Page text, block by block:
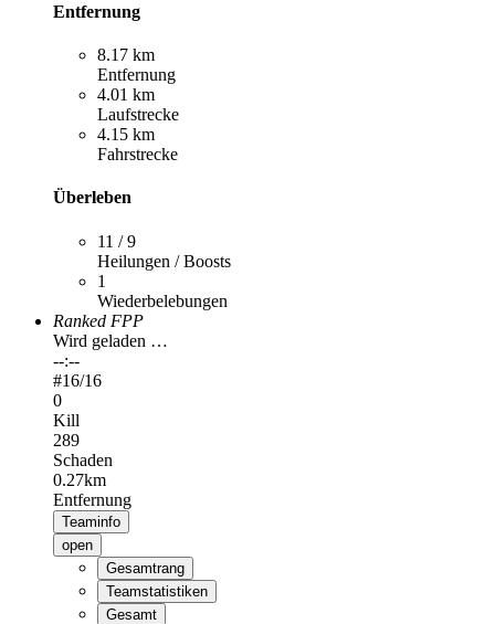
Entfernung
8.17 km
Entfernung
4.01 km
Laufstrecke
4.15 km
Fahrstrecke
Überleben
11 / 9
Heilungen / Boosts
1
Wiederbelebungen
Ranked FPP
Wird geladen …
--:--
#16/16
0
Kill
289
Schaden
0.27km
Entfernung
Teaminfo
open
Gesamtrang
Teamstatistiken
Gesamt